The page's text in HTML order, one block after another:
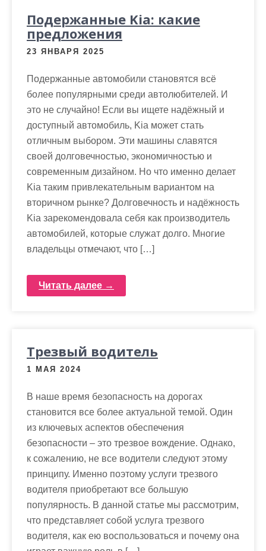
Подержанные Kia: какие
предложения
23 ЯНВАРЯ 2025
Подержанные автомобили становятся всё
более популярными среди автолюбителей. И
это не случайно! Если вы ищете надёжный и
доступный автомобиль, Kia может стать
отличным выбором. Эти машины славятся
своей долговечностью, экономичностью и
современным дизайном. Но что именно делает
Kia таким привлекательным вариантом на
вторичном рынке? Долговечность и надёжность
Kia зарекомендовала себя как производитель
автомобилей, которые служат долго. Многие
владельцы отмечают, что […]
Читать далее →
Трезвый водитель
1 МАЯ 2024
В наше время безопасность на дорогах
становится все более актуальной темой. Один
из ключевых аспектов обеспечения
безопасности – это трезвое вождение. Однако,
к сожалению, не все водители следуют этому
принципу. Именно поэтому услуги трезвого
водителя приобретают все большую
популярность. В данной статье мы рассмотрим,
что представляет собой услуга трезвого
водителя, как ею воспользоваться и почему она